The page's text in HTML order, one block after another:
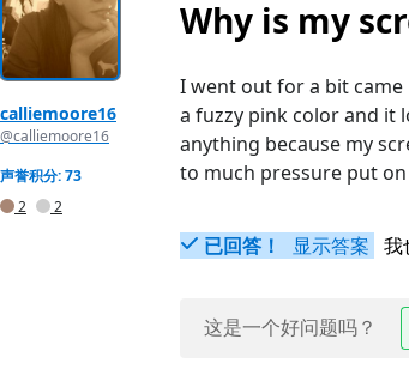
calliemoore16
@calliemoore16
声誉积分: 73
2
2
Why is my
I went out for a bit
a fuzzy pink color and it
anything because my
to much pressure put
已回答！ 显示答案 我
这是一个好问题吗？